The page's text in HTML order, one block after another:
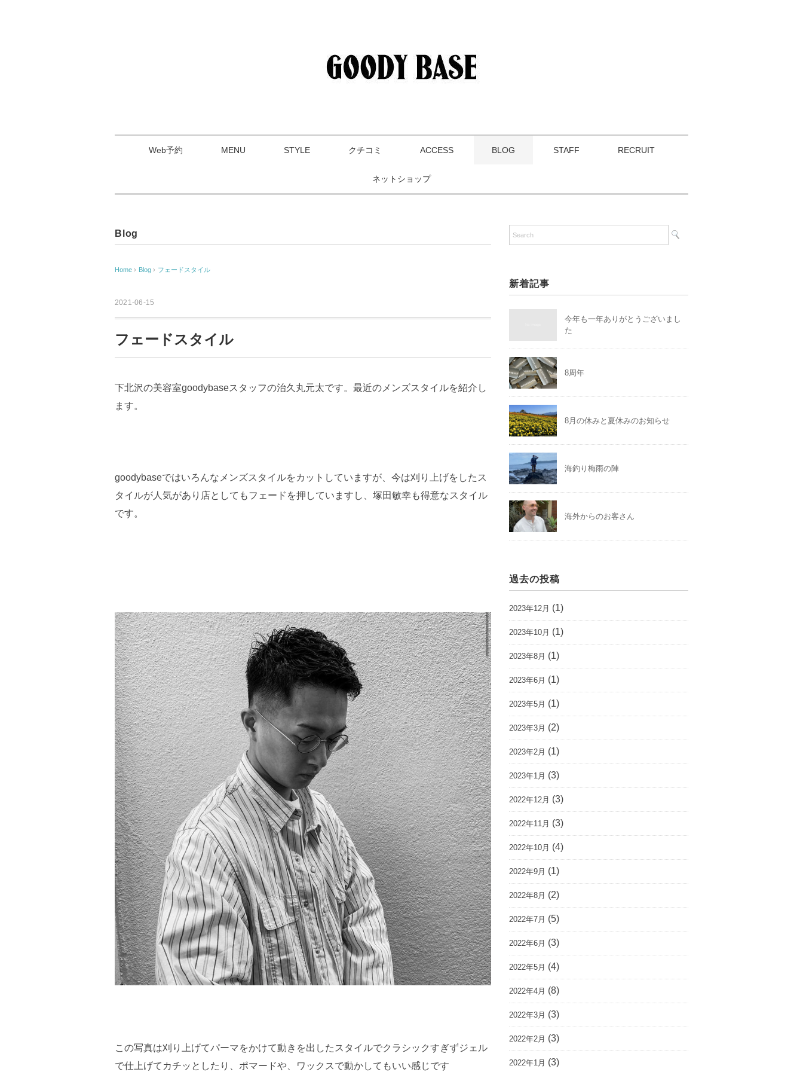
Web予約 MENU STYLE クチコミ ACCESS BLOG STAFF RECRUIT
ネットショップ
Blog
Home › Blog › フェードスタイル
2021-06-15
フェードスタイル
下北沢の美容室goodybaseスタッフの治久丸元太です。最近のメンズスタイルを紹介し
ます。
goodybaseではいろんなメンズスタイルをカットしていますが、今は刈り上げをしたス
タイルが人気があり店としてもフェードを押していますし、塚田敏幸も得意なスタイル
です。
この写真は刈り上げてパーマをかけて動きを出したスタイルでクラシックすぎずジェル
で仕上げてカチッとしたり、ポマードや、ワックスで動かしてもいい感じです
新着記事
今年も一年ありがとうございまし
た
8周年
8月の休みと夏休みのお知らせ
海釣り梅雨の陣
海外からのお客さん
過去の投稿
2023年12月 (1)
2023年10月 (1)
2023年8月 (1)
2023年6月 (1)
2023年5月 (1)
2023年3月 (2)
2023年2月 (1)
2023年1月 (3)
2022年12月 (3)
2022年11月 (3)
2022年10月 (4)
2022年9月 (1)
2022年8月 (2)
2022年7月 (5)
2022年6月 (3)
2022年5月 (4)
2022年4月 (8)
2022年3月 (3)
2022年2月 (3)
2022年1月 (3)